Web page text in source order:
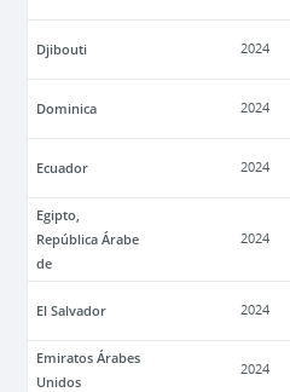
Djibouti 2024
Dominica 2024
Ecuador 2024
Egipto,
República Árabe
de
2024
El Salvador 2024
Emiratos Árabes
Unidos
2024